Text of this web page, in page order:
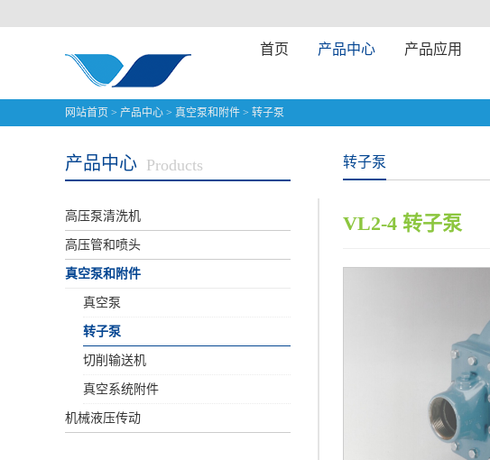
首页 产品中心 产品应用
网站首页 > 产品中心 > 真空泵和附件 > 转子泵
产品中心 Products
高压泵清洗机
高压管和喷头
真空泵和附件
真空泵
转子泵
切削输送机
真空系统附件
机械液压传动
转子泵
VL2-4 转子泵